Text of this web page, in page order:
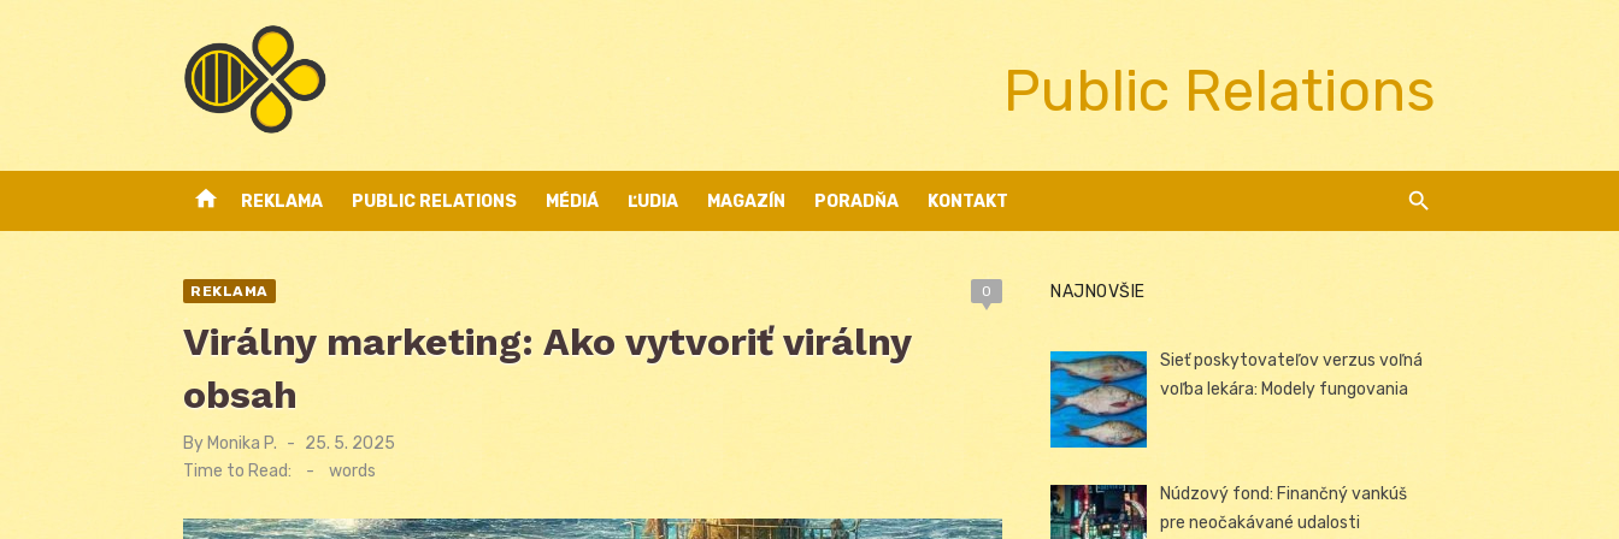
Public Relations
home REKLAMA PUBLIC RELATIONS MÉDIÁ ĽUDIA MAGAZÍN PORADŇA KONTAKT
REKLAMA 0
Virálny marketing: Ako vytvoriť virálny
obsah
By Monika P.
Posted
25. 5. 2025
Time to Read:
- words
NAJNOVŠIE
Sieť poskytovateľov verzus voľná
voľba lekára: Modely fungovania
Núdzový fond: Finančný vankúš
pre neočakávané udalosti